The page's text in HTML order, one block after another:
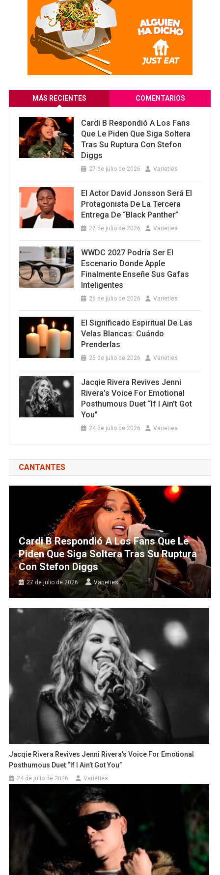
MÁS RECIENTES COMENTARIOS
Cardi B Respondió A Los Fans
Que Le Piden Que Siga Soltera
Tras Su Ruptura Con Stefon
Diggs
27 de julio de 2026 Varieties
El Actor David Jonsson Será El
Protagonista De La Tercera
Entrega De “Black Panther”
27 de julio de 2026 Varieties
WWDC 2027 Podría Ser El
Escenario Donde Apple
Finalmente Enseñe Sus Gafas
Inteligentes
26 de julio de 2026 Varieties
El Significado Espiritual De Las
Velas Blancas: Cuándo
Prenderlas
25 de julio de 2026 Varieties
Jacqie Rivera Revives Jenni
Rivera’s Voice For Emotional
Posthumous Duet “If I Ain’t Got
You”
24 de julio de 2026 Varieties
CANTANTES
Cardi B Respondió A Los Fans Que Le
Piden Que Siga Soltera Tras Su Ruptura
Con Stefon Diggs
27 de julio de 2026 Varieties
Jacqie Rivera Revives Jenni Rivera’s Voice For Emotional
Posthumous Duet “If I Ain’t Got You”
24 de julio de 2026 Varieties